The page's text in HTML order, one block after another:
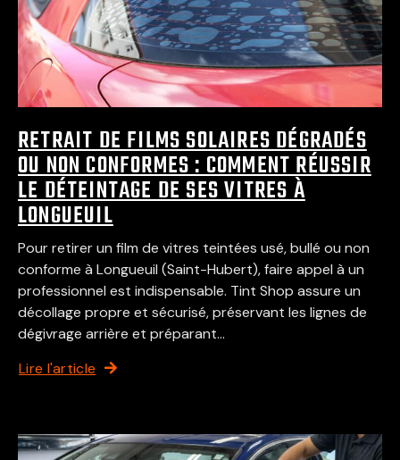
RETRAIT DE FILMS SOLAIRES DÉGRADÉS
OU NON CONFORMES : COMMENT RÉUSSIR
LE DÉTEINTAGE DE SES VITRES À
LONGUEUIL
Pour retirer un film de vitres teintées usé, bullé ou non
conforme à Longueuil (Saint-Hubert), faire appel à un
professionnel est indispensable. Tint Shop assure un
décollage propre et sécurisé, préservant les lignes de
dégivrage arrière et préparant...
Lire l'article